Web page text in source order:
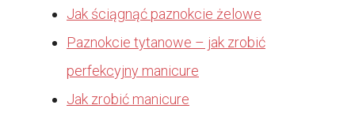
Jak ściągnąć paznokcie żelowe
Paznokcie tytanowe – jak zrobić
perfekcyjny manicure
Jak zrobić manicure